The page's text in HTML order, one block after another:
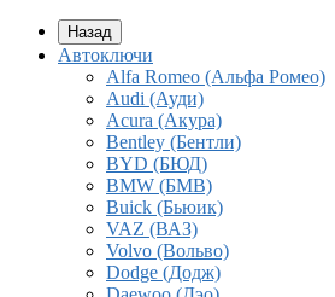
Назад
Автоключи
Alfa Romeo (Альфа Ромео)
Audi (Ауди)
Acura (Акура)
Bentley (Бентли)
BYD (БЮД)
BMW (БМВ)
Buick (Бьюик)
VAZ (ВАЗ)
Volvo (Вольво)
Dodge (Додж)